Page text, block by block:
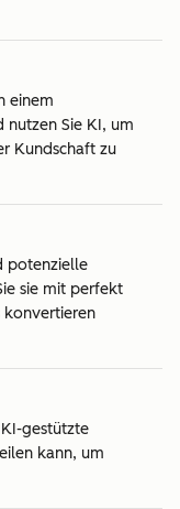
einem
nutzen Sie KI, um
Kundschaft zu
potenzielle
sie mit perfekt
konvertieren
gestützte
kann, um